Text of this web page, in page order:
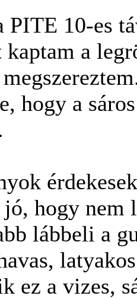
PITE 10-es
kaptam a
hogy a
hogy nem
lábbeli a
ez a vizes,